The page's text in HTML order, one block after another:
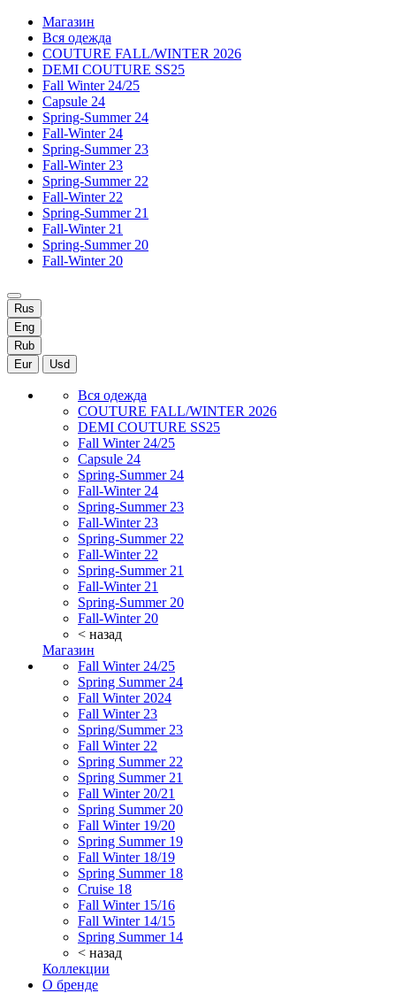
Магазин
Вся одежда
COUTURE FALL/WINTER 2026
DEMI COUTURE SS25
Fall Winter 24/25
Capsule 24
Spring-Summer 24
Fall-Winter 24
Spring-Summer 23
Fall-Winter 23
Spring-Summer 22
Fall-Winter 22
Spring-Summer 21
Fall-Winter 21
Spring-Summer 20
Fall-Winter 20
Rus
Eng
Rub
Eur
Usd
Вся одежда
COUTURE FALL/WINTER 2026
DEMI COUTURE SS25
Fall Winter 24/25
Capsule 24
Spring-Summer 24
Fall-Winter 24
Spring-Summer 23
Fall-Winter 23
Spring-Summer 22
Fall-Winter 22
Spring-Summer 21
Fall-Winter 21
Spring-Summer 20
Fall-Winter 20
< назад
Магазин
Fall Winter 24/25
Spring Summer 24
Fall Winter 2024
Fall Winter 23
Spring/Summer 23
Fall Winter 22
Spring Summer 22
Spring Summer 21
Fall Winter 20/21
Spring Summer 20
Fall Winter 19/20
Spring Summer 19
Fall Winter 18/19
Spring Summer 18
Cruise 18
Fall Winter 15/16
Fall Winter 14/15
Spring Summer 14
< назад
Коллекции
О бренде